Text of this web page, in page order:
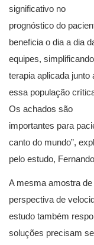
significativo no
prognóstico do
beneficia o dia a dia
equipes,
terapia aplicada junto
essa população
Os achados são
importantes para
canto do mundo”,
pelo estudo,
A mesma amostra
perspectiva de
estudo também
soluções precisam